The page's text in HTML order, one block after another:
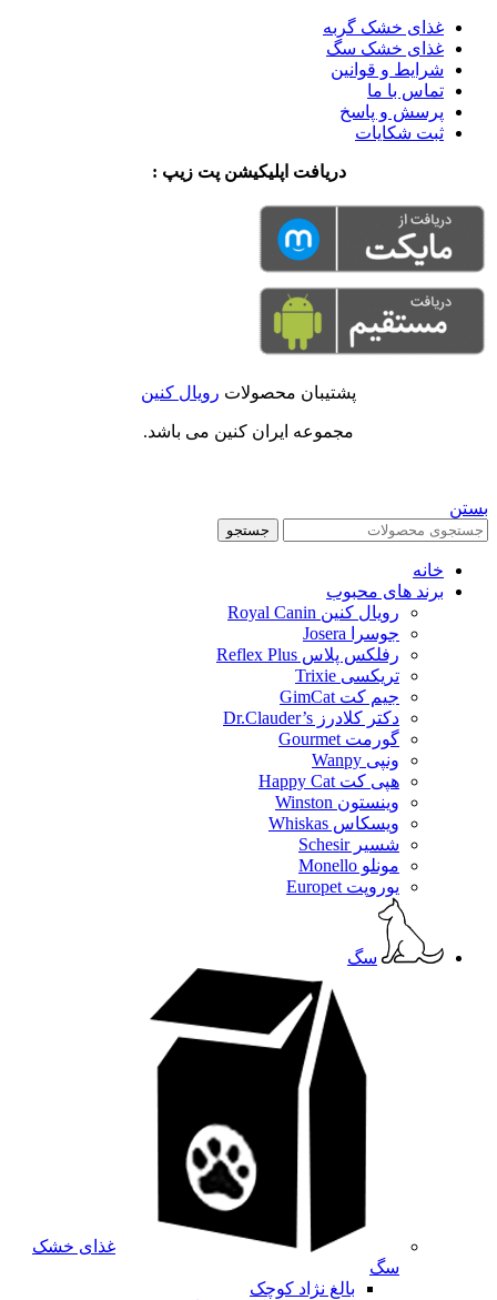
غذای خشک گربه
غذای خشک سگ
شرایط و قوانین
تماس با ما
پرسش و پاسخ
ثبت شکایات
دریافت اپلیکیشن پت زیپ :
پشتیبان محصولات رویال کنین
مجموعه ایران کنین می باشد.
بستن
جستجو
خانه
برند های محبوب
رویال کنین Royal Canin
جوسرا Josera
رفلکس پلاس Reflex Plus
تریکسی Trixie
جیم کت GimCat
دکتر کلادرز Dr.Clauder’s
گورمت Gourmet
ونپی Wanpy
هپی کت Happy Cat
وینستون Winston
ویسکاس Whiskas
شسیر Schesir
مونلو Monello
یوروپت Europet
سگ
غذای خشک
سگ
بالغ نژاد کوچک